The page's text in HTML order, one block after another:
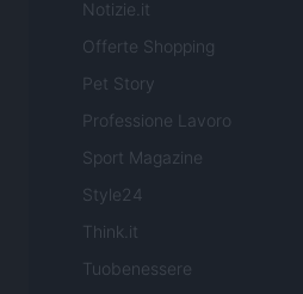
Notizie.it
Offerte Shopping
Pet Story
Professione Lavoro
Sport Magazine
Style24
Think.it
Tuobenessere